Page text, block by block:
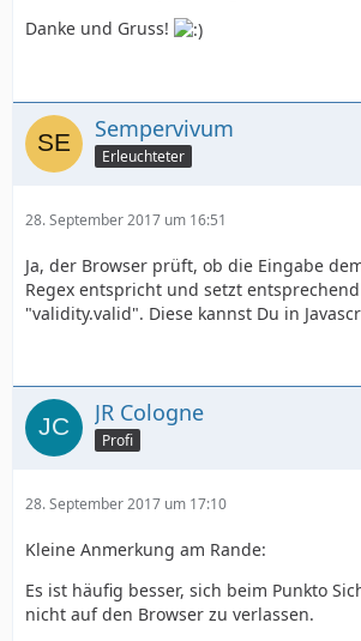
Danke und Gruss!
Sempervivum
Erleuchteter
28. September 2017 um 16:51
Ja, der Browser prüft, ob die Eingabe
Regex entspricht und setzt
"validity.valid". Diese kannst Du in
JR Cologne
Profi
28. September 2017 um 17:10
Kleine Anmerkung am Rande:
Es ist häufig besser, sich beim Punkto
nicht auf den Browser zu verlassen.